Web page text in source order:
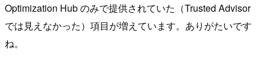
Optimization Hub のみで提供されていた（Trusted Advisor
では見えなかった）項目が増えています。ありがたいです
ね。